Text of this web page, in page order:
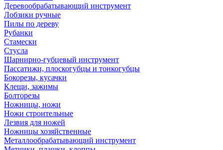
Деревообрабатывающий инструмент
Лобзики ручные
Пилы по дереву
Рубанки
Стамески
Стусла
Шарнирно-губцевый инструмент
Пассатижи, плоскогубцы и тонкогубцы
Бокорезы, кусачки
Клещи, зажимы
Болторезы
Ножницы, ножи
Ножи строительные
Лезвия для ножей
Ножницы хозяйственные
Металлообрабатывающий инструмент